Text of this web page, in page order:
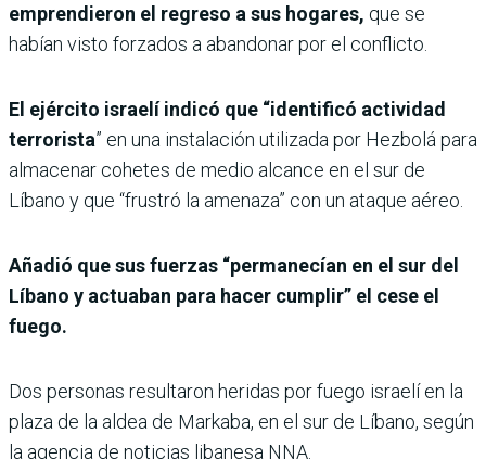
emprendieron el regreso a sus hogares, que se
habían visto forzados a abandonar por el conflicto.
El ejército israelí indicó que “identificó actividad
terrorista” en una instalación utilizada por Hezbolá para
almacenar cohetes de medio alcance en el sur de
Líbano y que “frustró la amenaza” con un ataque aéreo.
Añadió que sus fuerzas “permanecían en el sur del
Líbano y actuaban para hacer cumplir” el cese el
fuego.
Dos personas resultaron heridas por fuego israelí en la
plaza de la aldea de Markaba, en el sur de Líbano, según
la agencia de noticias libanesa NNA.